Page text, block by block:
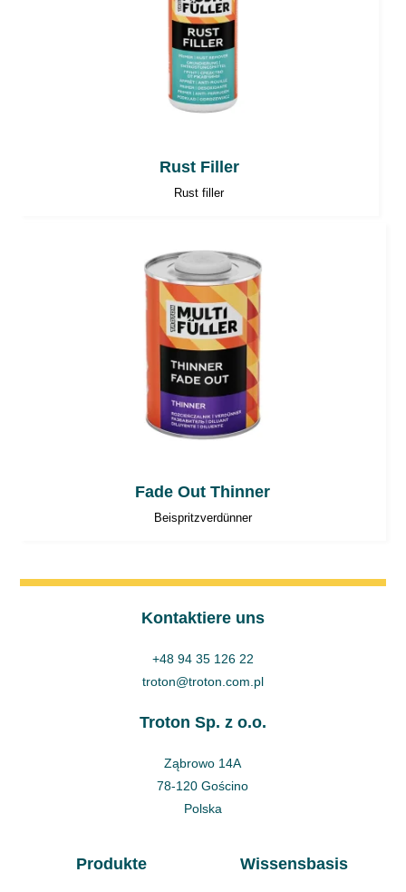
Rust Filler
Rust filler
Fade Out Thinner
Beispritzverdünner
Kontaktiere uns
+48 94 35 126 22
troton@troton.com.pl
Troton Sp. z o.o.
Ząbrowo 14A
78-120 Gościno
Polska
Produkte Wissensbasis